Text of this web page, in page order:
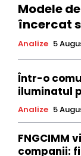
Modele
încercat
Analize 5
Într-o
iluminatul
Analize 5
FNGCIMM
companii: